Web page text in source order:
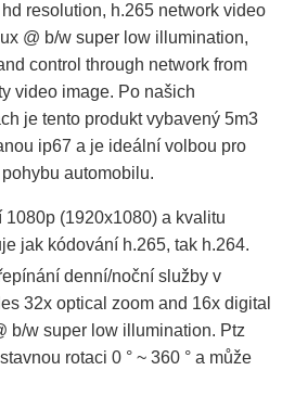
resolution, h.265 network video
@ b/w super low illumination,
control through network from
video image. Po našich
je tento produkt vybavený 5m3
ip67 a je ideální volbou pro
automobilu.
(1920x1080) a kvalitu
jak kódování h.265, tak h.264.
denní/noční služby v
32x optical zoom and 16x digital
b/w super low illumination. Ptz
rotaci 0 ° ~ 360 ° a může